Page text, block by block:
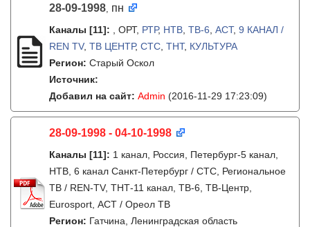
28-09-1998, пн
Каналы [11]: ОРТ, РТР, НТВ ТВ-6 АСТ, 9 КАНАЛ /
REN TV, ТВ ЦЕНТР, СТС ТНТ, КУЛЬТУРА
Регион: Старый Оскол
Источник:
Добавил на сайт: Admin (2016-11-29 17:23:09)
28-09-1998 - 04-10-1998
Каналы [11]: 1 канал, Россия, Петербург-5 канал,
НТВ, 6 канал Санкт-Петербург / СТС, Региональное
ТВ / REN-TV, ТНТ-11 канал, ТВ-6, ТВ-Центр,
Eurosport, АСТ / Ореол ТВ
Регион: Гатчина, Ленинградская область